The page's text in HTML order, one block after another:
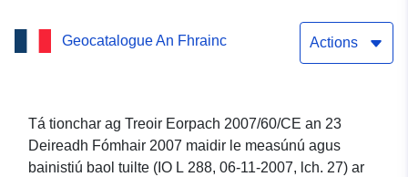
Sonraí a d’fhéadfadh dul
géarchéime a dhéanamh
níos casta, Treoir Tuilte
Geocatalogue An Fhrainc Actions
Tá tionchar ag Treoir Eorpach 2007/60/CE an 23
Deireadh Fómhair 2007 maidir le measúnú agus
bainistiú baol tuilte (IO L 288, 06-11-2007, lch. 27) ar